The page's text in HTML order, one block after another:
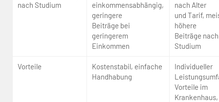
nach Studium
einkommensabhängig,
geringere
Beiträge bei
geringerem
Einkommen
nach Alter
und Tarif,
höhere
Beiträge nach
Studium
Vorteile
Kostenstabil, einfache
Handhabung
Individueller
Vorteile im
Krankenhaus,